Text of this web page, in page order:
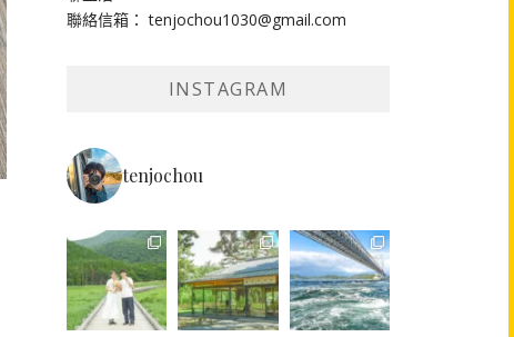
聯絡信箱： tenjochou1030@gmail.com
INSTAGRAM
tenjochou